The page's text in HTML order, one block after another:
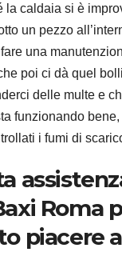
la caldaia si è
un pezzo
una
poi ci dà quel
delle multe e
funzionando
i fumi di
Roma
piacere